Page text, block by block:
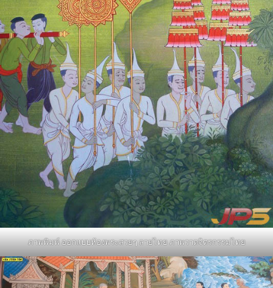
ภาพพิมพ์ ออกแบบห้องพระสวยๆ ลายไทย ภาพวาดจิตรกรรมไทย